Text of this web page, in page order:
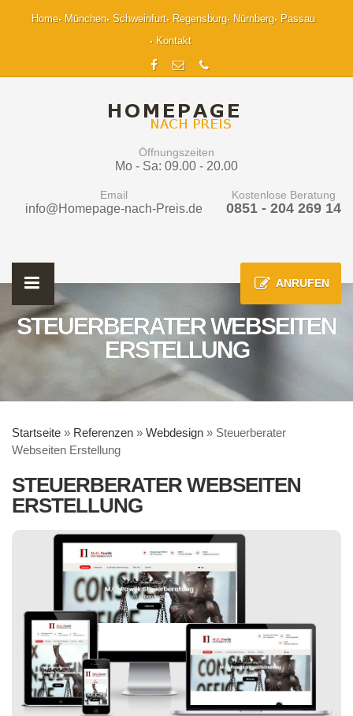
Home München Schweinfurt Regensburg Nürnberg
Passau
Kontakt
Öffnungszeiten
Mo - Sa: 09.00 - 20.00
Email
info@Homepage-nach-Preis.de
Kostenlose Beratung
0851 - 204 269 14
ANRUFEN
STEUERBERATER WEBSEITEN
ERSTELLUNG
Startseite » Referenzen » Webdesign » Steuerberater
Webseiten Erstellung
STEUERBERATER WEBSEITEN
ERSTELLUNG